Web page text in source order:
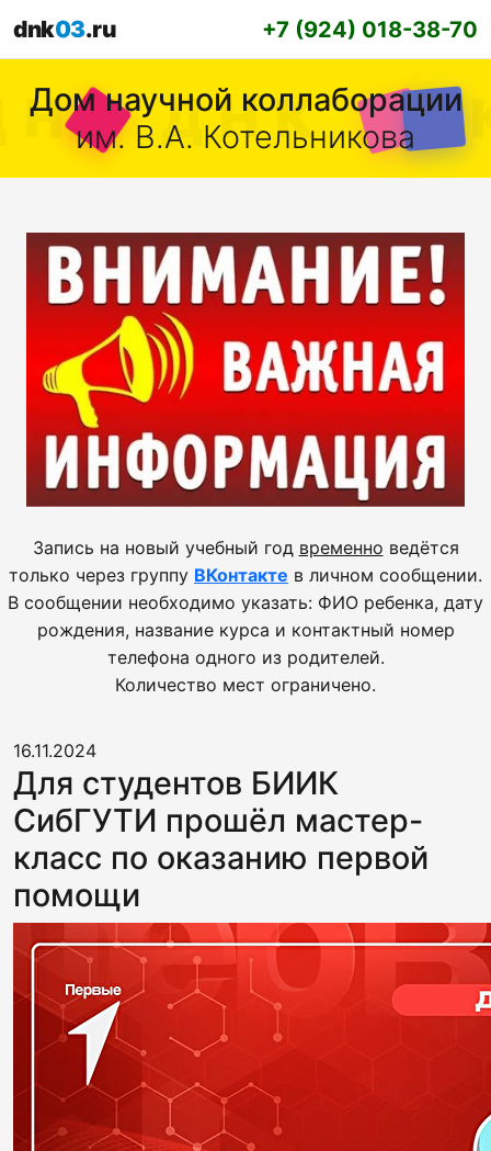
dnk03.ru +7 (924) 018-38-70
Дом научной коллаборации
им. В.А. Котельникова
Запись на новый учебный год временно ведётся
только через группу ВКонтакте в личном сообщении.
В сообщении необходимо указать: ФИО ребенка, дату
рождения, название курса и контактный номер
телефона одного из родителей.
Количество мест ограничено.
16.11.2024
Для студентов БИИК
СибГУТИ прошёл мастер-
класс по оказанию первой
помощи